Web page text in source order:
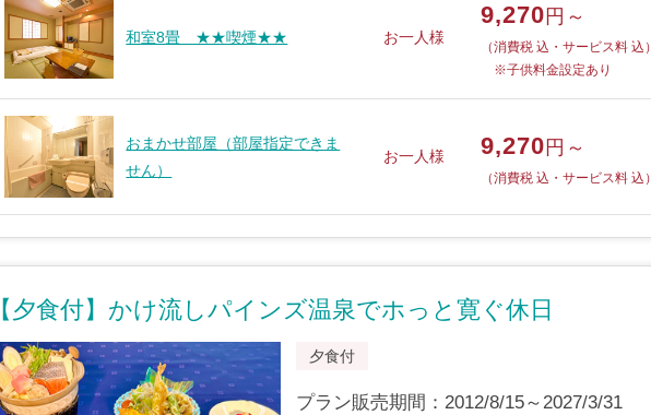
和室8畳 ★★喫煙★★ お一人様
9,270 円～
（消費税 込・サービス料 込）
※子供料金設定あり
おまかせ部屋（部屋指定できま
せん）
お一人様 9,270円～
（消費税 込・サービス料 込）
【夕食付】かけ流しパインズ温泉でホっと寛ぐ休日
夕食付
プラン販売期間：2012/8/15～2027/3/31